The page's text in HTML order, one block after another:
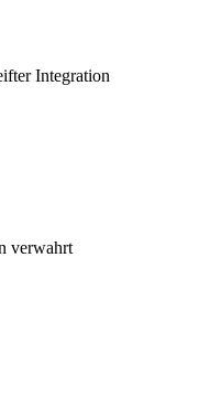
Integration
verwahrt